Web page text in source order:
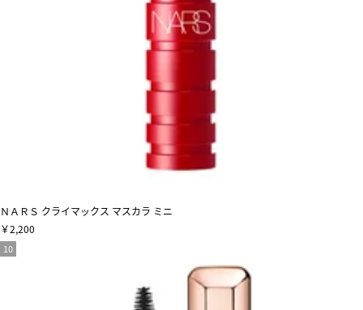
ＮＡＲＳ クライマックス マスカラ ミニ
￥2,200